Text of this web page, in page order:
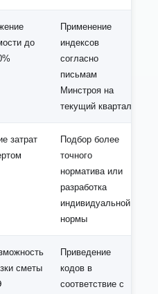
до
Применение
индексов
согласно
письмам
Минстроя на
текущий квартал
затрат
Подбор более
точного
норматива или
разработка
индивидуальной
нормы
сметы
Приведение
кодов в
соответствие с